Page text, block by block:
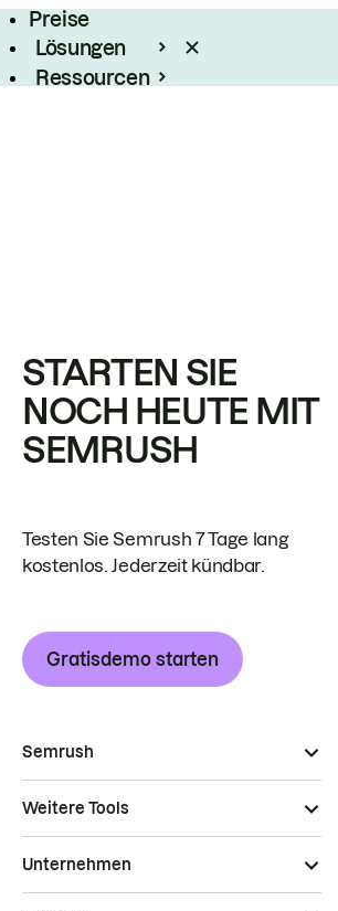
Preise
Lösungen
Ressourcen
STARTEN SIE
NOCH HEUTE MIT
SEMRUSH
Testen Sie Semrush 7 Tage lang
kostenlos. Jederzeit kündbar.
Gratisdemo starten
Semrush
Weitere Tools
Unternehmen